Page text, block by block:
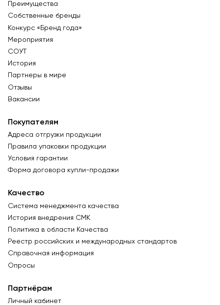
Преимущества
Собственные бренды
Конкурс «Бренд года»
Мероприятия
СОУТ
История
Партнеры в мире
Отзывы
Вакансии
Покупателям
Адреса отгрузки продукции
Правила упаковки продукции
Условия гарантии
Форма договора купли-продажи
Качество
Система менеджмента качества
История внедрения СМК
Политика в области Качества
Реестр российских и международных стандартов
Справочная информация
Опросы
Партнёрам
Личный кабинет